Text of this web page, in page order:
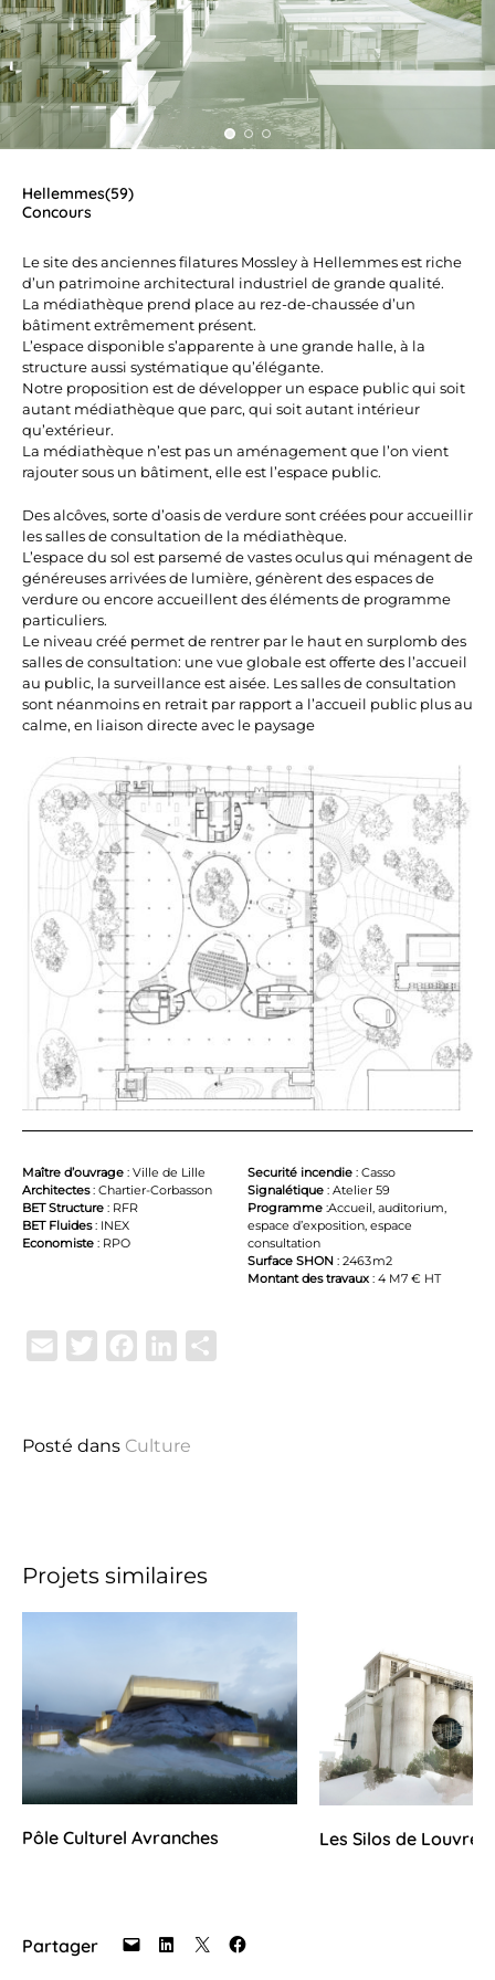
Hellemmes(59)
Concours
Le site des anciennes filatures Mossley à Hellemmes est riche
d’un patrimoine architectural industriel de grande qualité.
La médiathèque prend place au rez-de-chaussée d’un
bâtiment extrêmement présent.
L’espace disponible s’apparente à une grande halle, à la
structure aussi systématique qu’élégante.
Notre proposition est de développer un espace public qui soit
autant médiathèque que parc, qui soit autant intérieur
qu’extérieur.
La médiathèque n’est pas un aménagement que l’on vient
rajouter sous un bâtiment, elle est l’espace public.
Des alcôves, sorte d’oasis de verdure sont créées pour accueillir
les salles de consultation de la médiathèque.
L’espace du sol est parsemé de vastes oculus qui ménagent de
généreuses arrivées de lumière, génèrent des espaces de
verdure ou encore accueillent des éléments de programme
particuliers.
Le niveau créé permet de rentrer par le haut en surplomb des
salles de consultation: une vue globale est offerte des l’accueil
au public, la surveillance est aisée. Les salles de consultation
sont néanmoins en retrait par rapport a l’accueil public plus au
calme, en liaison directe avec le paysage
Maître d’ouvrage : Ville de Lille
Architectes: Chartier-Corbasson
BET Structure : RFR
BET Fluides: INEX
Economiste : RPO
Securité incendie : Casso
Signalétique : Atelier 59
Programme :Accueil, auditorium,
espace d’exposition, espace
consultation
Surface SHON : 2463 m2
Montant des travaux : 4 M7 € HT
Email TwitterFacebookLinkedIn
Posté dans Culture
Projets similaires
Pôle Culturel Avranches Les Silos de Louvres
Partager